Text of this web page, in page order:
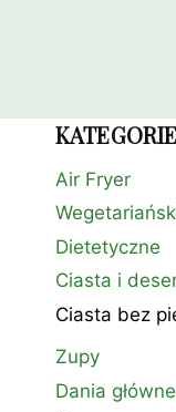
Air Fryer
Dietetyczne
Ciasta i
Ciasta bez
Zupy
Dania główne